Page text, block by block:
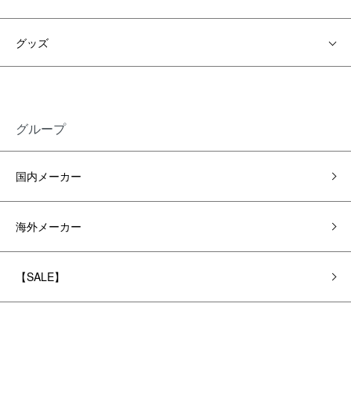
グッズ
グループ
国内メーカー
海外メーカー
【SALE】